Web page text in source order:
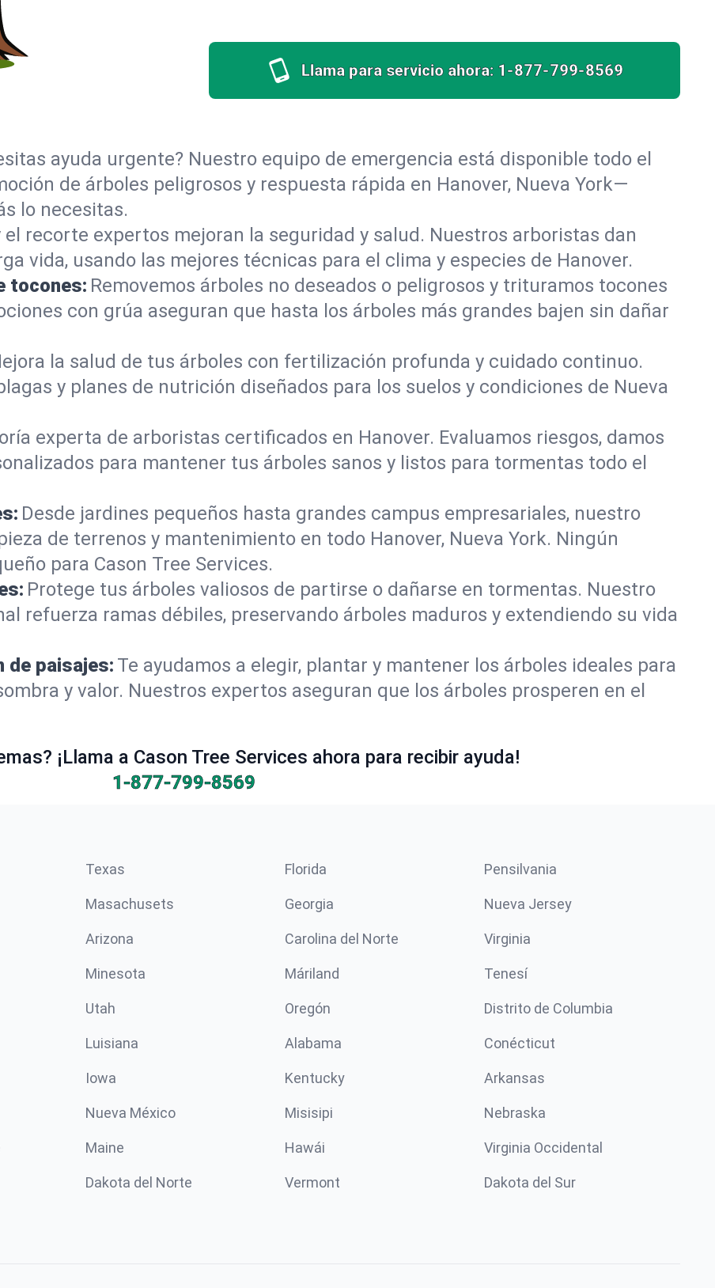
Llama para servicio ahora: 1-877-799-8569
ayuda urgente? Nuestro equipo de emergencia está disponible todo el
de árboles peligrosos y respuesta rápida en Hanover, Nueva York—
lo necesitas.
el recorte expertos mejoran la seguridad y salud. Nuestros arboristas dan
vida, usando las mejores técnicas para el clima y especies de Hanover.
tocones: Removemos árboles no deseados o peligrosos y trituramos tocones
con grúa aseguran que hasta los árboles más grandes bajen sin dañar
la salud de tus árboles con fertilización profunda y cuidado continuo.
y planes de nutrición diseñados para los suelos y condiciones de Nueva
experta de arboristas certificados en Hanover. Evaluamos riesgos, damos
para mantener tus árboles sanos y listos para tormentas todo el
Desde jardines pequeños hasta grandes campus empresariales, nuestro
de terrenos y mantenimiento en todo Hanover, Nueva York. Ningún
para Cason Tree Services.
Protege tus árboles valiosos de partirse o dañarse en tormentas. Nuestro
refuerza ramas débiles, preservando árboles maduros y extendiendo su vida
de paisajes: Te ayudamos a elegir, plantar y mantener los árboles ideales para
y valor. Nuestros expertos aseguran que los árboles prosperen en el
¡Llama a Cason Tree Services ahora para recibir ayuda!
1-877-799-8569
Texas Florida Pensilvania
Masachusets Georgia Nueva Jersey
Arizona Carolina del Norte Virginia
Minesota Máriland Tenesí
Utah Oregón Distrito de Columbia
Luisiana Alabama Conécticut
Iowa Kentucky Arkansas
Nueva México Misisipi Nebraska
Maine Hawái Virginia Occidental
Dakota del Norte Vermont Dakota del Sur